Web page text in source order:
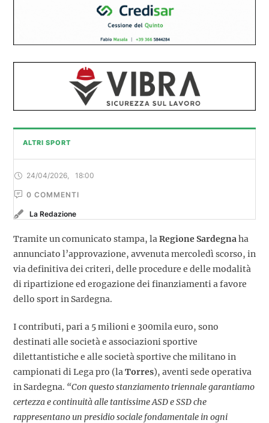
ALTRI SPORT
24/04/2026 18:00
0 COMMENTI
La Redazione
Tramite un comunicato stampa, laRegione Sardegnaha
annunciato l’approvazione, avvenuta mercoledì scorso, in
via definitiva dei criteri, delle procedure e delle modalità
di ripartizione ed erogazione dei finanziamenti a favore
dello sport in Sardegna.
I contributi, pari a 5 milioni e 300mila euro, sono
destinati alle società e associazioni sportive
dilettantistiche e alle società sportive che militano in
campionati di Lega pro (laTorres), aventi sede operativa
in Sardegna. “Con questo stanziamento triennale garantiamo
certezza e continuità alle tantissime ASD e SSD che
rappresentano un presidio sociale fondamentale in ogni